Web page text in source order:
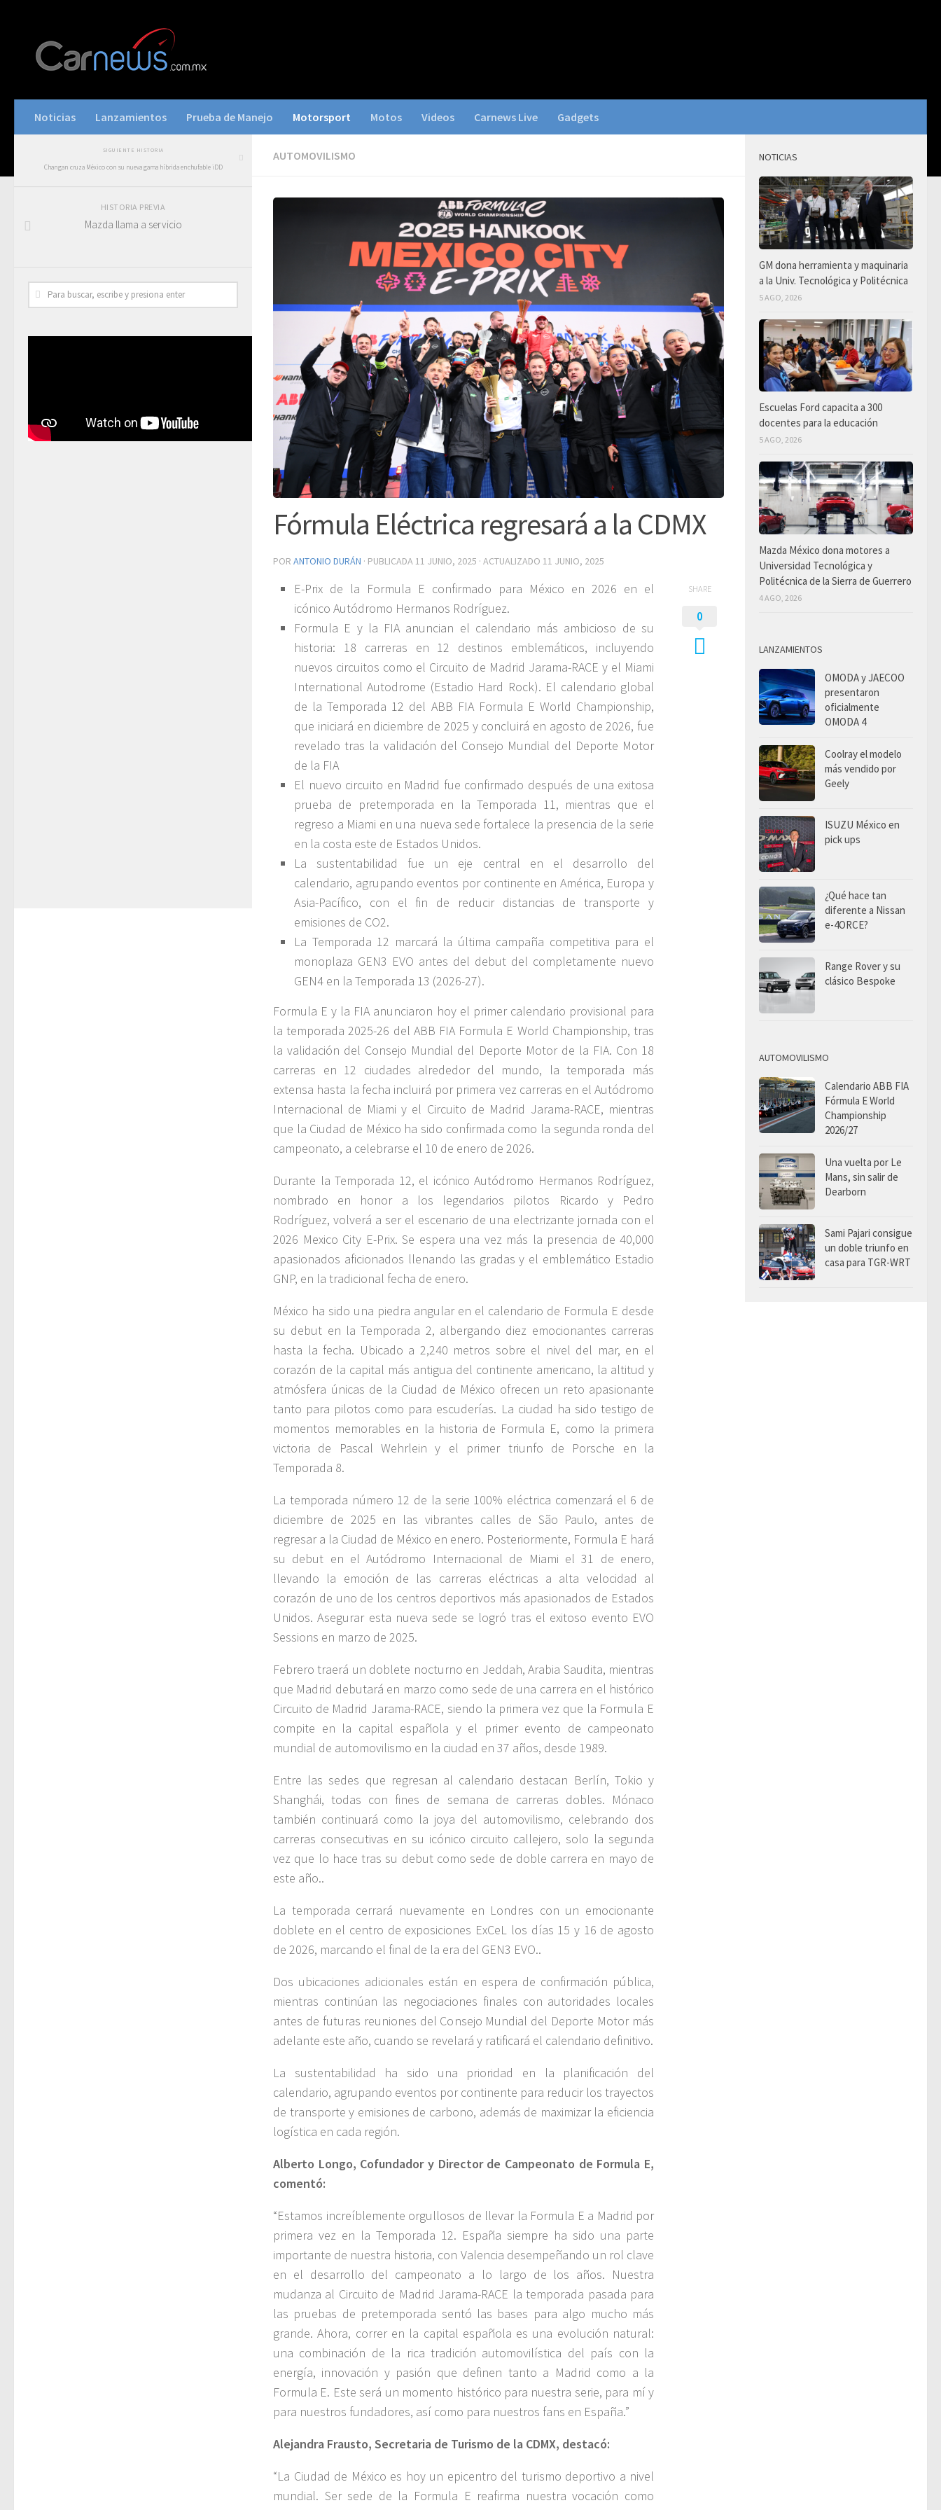
Noticias Lanzamientos Prueba de Manejo Motorsport Motos Videos Carnews Live Gadgets
AUTOMOVILISMO
Fórmula Eléctrica regresará a la CDMX
POR ANTONIO DURÁN · PUBLICADA 11 JUNIO, 2025 · ACTUALIZADO 11 JUNIO, 2025
E-Prix de la Formula E confirmado para México en 2026 en el
icónico Autódromo Hermanos Rodríguez.
Formula E y la FIA anuncian el calendario más ambicioso de su
historia: 18 carreras en 12 destinos emblemáticos, incluyendo
nuevos circuitos como el Circuito de Madrid Jarama-RACE y el Miami
International Autodrome (Estadio Hard Rock). El calendario global
de la Temporada 12 del ABB FIA Formula E World Championship,
que iniciará en diciembre de 2025 y concluirá en agosto de 2026, fue
revelado tras la validación del Consejo Mundial del Deporte Motor
de la FIA
El nuevo circuito en Madrid fue confirmado después de una exitosa
prueba de pretemporada en la Temporada 11, mientras que el
regreso a Miami en una nueva sede fortalece la presencia de la serie
en la costa este de Estados Unidos.
La sustentabilidad fue un eje central en el desarrollo del
calendario, agrupando eventos por continente en América, Europa y
Asia-Pacífico, con el fin de reducir distancias de transporte y
emisiones de CO2.
La Temporada 12 marcará la última campaña competitiva para el
monoplaza GEN3 EVO antes del debut del completamente nuevo
GEN4 en la Temporada 13 (2026-27).
Formula E y la FIA anunciaron hoy el primer calendario provisional para
la temporada 2025-26 del ABB FIA Formula E World Championship, tras
la validación del Consejo Mundial del Deporte Motor de la FIA. Con 18
carreras en 12 ciudades alrededor del mundo, la temporada más
extensa hasta la fecha incluirá por primera vez carreras en el Autódromo
Internacional de Miami y el Circuito de Madrid Jarama-RACE, mientras
que la Ciudad de México ha sido confirmada como la segunda ronda del
campeonato, a celebrarse el 10 de enero de 2026.
Durante la Temporada 12, el icónico Autódromo Hermanos Rodríguez,
nombrado en honor a los legendarios pilotos Ricardo y Pedro
Rodríguez, volverá a ser el escenario de una electrizante jornada con el
2026 Mexico City E-Prix. Se espera una vez más la presencia de 40,000
apasionados aficionados llenando las gradas y el emblemático Estadio
GNP, en la tradicional fecha de enero.
México ha sido una piedra angular en el calendario de Formula E desde
su debut en la Temporada 2, albergando diez emocionantes carreras
hasta la fecha. Ubicado a 2,240 metros sobre el nivel del mar, en el
corazón de la capital más antigua del continente americano, la altitud y
atmósfera únicas de la Ciudad de México ofrecen un reto apasionante
tanto para pilotos como para escuderías. La ciudad ha sido testigo de
momentos memorables en la historia de Formula E, como la primera
victoria de Pascal Wehrlein y el primer triunfo de Porsche en la
Temporada 8.
La temporada número 12 de la serie 100% eléctrica comenzará el 6 de
diciembre de 2025 en las vibrantes calles de São Paulo, antes de
regresar a la Ciudad de México en enero. Posteriormente, Formula E hará
su debut en el Autódromo Internacional de Miami el 31 de enero,
llevando la emoción de las carreras eléctricas a alta velocidad al
corazón de uno de los centros deportivos más apasionados de Estados
Unidos. Asegurar esta nueva sede se logró tras el exitoso evento EVO
Sessions en marzo de 2025.
Febrero traerá un doblete nocturno en Jeddah, Arabia Saudita, mientras
que Madrid debutará en marzo como sede de una carrera en el histórico
Circuito de Madrid Jarama-RACE, siendo la primera vez que la Formula E
compite en la capital española y el primer evento de campeonato
mundial de automovilismo en la ciudad en 37 años, desde 1989.
Entre las sedes que regresan al calendario destacan Berlín, Tokio y
Shanghái, todas con fines de semana de carreras dobles. Mónaco
también continuará como la joya del automovilismo, celebrando dos
carreras consecutivas en su icónico circuito callejero, solo la segunda
vez que lo hace tras su debut como sede de doble carrera en mayo de
este año..
La temporada cerrará nuevamente en Londres con un emocionante
doblete en el centro de exposiciones ExCeL los días 15 y 16 de agosto
de 2026, marcando el final de la era del GEN3 EVO..
Dos ubicaciones adicionales están en espera de confirmación pública,
mientras continúan las negociaciones finales con autoridades locales
antes de futuras reuniones del Consejo Mundial del Deporte Motor más
adelante este año, cuando se revelará y ratificará el calendario definitivo.
La sustentabilidad ha sido una prioridad en la planificación del
calendario, agrupando eventos por continente para reducir los trayectos
de transporte y emisiones de carbono, además de maximizar la eficiencia
logística en cada región.
Alberto Longo, Cofundador y Director de Campeonato de Formula E,
comentó:
“Estamos increíblemente orgullosos de llevar la Formula E a Madrid por
primera vez en la Temporada 12. España siempre ha sido una parte
importante de nuestra historia, con Valencia desempeñando un rol clave
en el desarrollo del campeonato a lo largo de los años. Nuestra
mudanza al Circuito de Madrid Jarama-RACE la temporada pasada para
las pruebas de pretemporada sentó las bases para algo mucho más
grande. Ahora, correr en la capital española es una evolución natural:
una combinación de la rica tradición automovilística del país con la
energía, innovación y pasión que definen tanto a Madrid como a la
Formula E. Este será un momento histórico para nuestra serie, para mí y
para nuestros fundadores, así como para nuestros fans en España.”
Alejandra Frausto, Secretaria de Turismo de la CDMX, destacó:
“La Ciudad de México es hoy un epicentro del turismo deportivo a nivel
mundial. Ser sede de la Formula E reafirma nuestra vocación como
SHARE
0
SIGUIENTE HISTORIA
Changan cruza México con su nueva gama híbrida enchufable iDD
HISTORIA PREVIA
Mazda llama a servicio
NOTICIAS
GM dona herramienta y maquinaria
a la Univ. Tecnológica y Politécnica
5 AGO, 2026
Escuelas Ford capacita a 300
docentes para la educación
5 AGO, 2026
Mazda México dona motores a
Universidad Tecnológica y
Politécnica de la Sierra de Guerrero
4 AGO, 2026
LANZAMIENTOS
OMODA y JAECOO
presentaron
oficialmente
OMODA 4
Coolray el modelo
más vendido por
Geely
ISUZU México en
pick ups
¿Qué hace tan
diferente a Nissan
e-4ORCE?
Range Rover y su
clásico Bespoke
AUTOMOVILISMO
Calendario ABB FIA
Fórmula E World
Championship
2026/27
Una vuelta por Le
Mans, sin salir de
Dearborn
Sami Pajari consigue
un doble triunfo en
casa para TGR-WRT